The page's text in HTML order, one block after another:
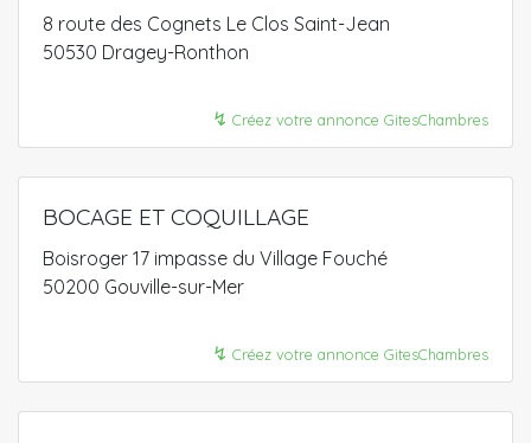
8 route des Cognets Le Clos Saint-Jean
50530 Dragey-Ronthon
↯ Créez votre annonce GitesChambres
BOCAGE ET COQUILLAGE
Boisroger 17 impasse du Village Fouché
50200 Gouville-sur-Mer
↯ Créez votre annonce GitesChambres